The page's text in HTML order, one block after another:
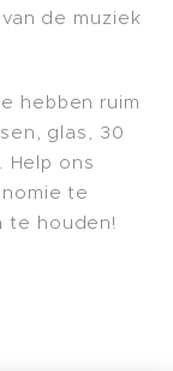
de muziek
hebben ruim
glas, 30
Help ons
te
te houden!